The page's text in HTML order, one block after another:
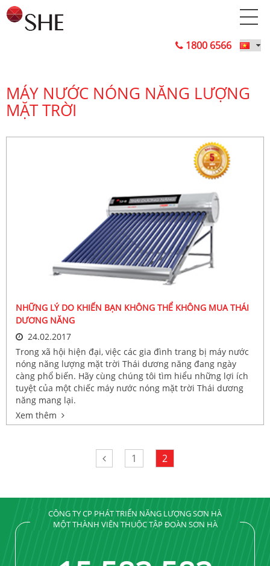
1800 6566
MÁY NƯỚC NÓNG NĂNG LƯỢNG
MẶT TRỜI
NHỮNG LÝ DO KHIẾN BẠN KHÔNG THỂ KHÔNG MUA THÁI
DƯƠNG NĂNG
24.02.2017
Trong xã hội hiện đại, việc các gia đình trang bị máy nước
nóng năng lượng mặt trời Thái dương năng đang ngày
càng phổ biến. Hãy cùng chúng tôi tìm hiểu những lợi ích
tuyệt của một chiếc máy nước nóng mặt trời Thái dương
năng mang lại.
Xem thêm
1 2
CÔNG TY CP PHÁT TRIỂN NĂNG LƯỢNG SƠN HÀ
MỘT THÀNH VIÊN THUỘC TẬP ĐOÀN SƠN HÀ